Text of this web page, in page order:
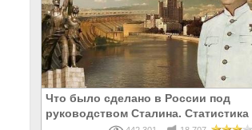
Что было сделано в России под
руководством Сталина. Статистика